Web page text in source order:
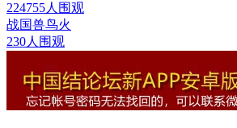
224755人围观
战国兽鸟火
230人围观